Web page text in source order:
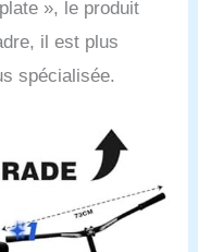
», le produit
il est plus
spécialisée.